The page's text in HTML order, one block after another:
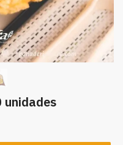
unidades